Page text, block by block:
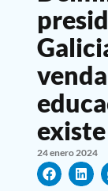
24 enero 2024